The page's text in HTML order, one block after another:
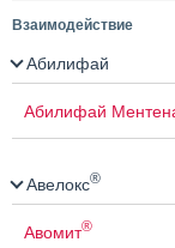
Взаимодействие
Абилифай
Абилифай
Авелокс®
Авомит®